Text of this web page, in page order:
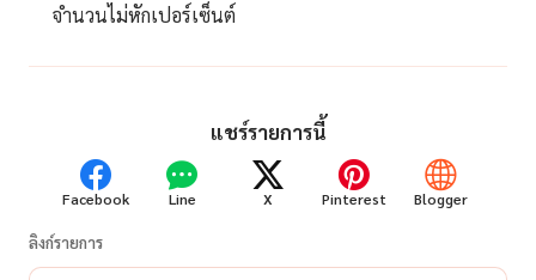
จำนวนไม่หักเปอร์เซ็นต์
แชร์รายการนี้
Facebook Line X Pinterest Blogger
ลิงก์รายการ